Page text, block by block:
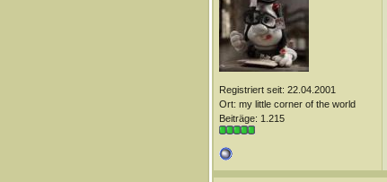
Registriert seit: 22.04.2001
Ort: my little corner of the world
Beiträge: 1.215